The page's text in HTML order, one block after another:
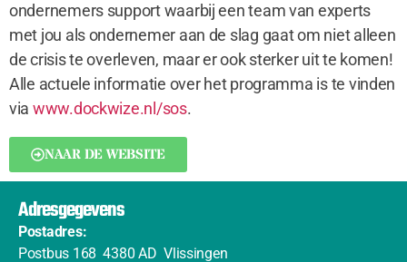
ondernemers support waarbij een team van experts
met jou als ondernemer aan de slag gaat om niet alleen
de crisis te overleven, maar er ook sterker uit te komen!
Alle actuele informatie over het programma is te vinden
via www.dockwize.nl/sos.
NAAR DE WEBSITE
Adresgegevens
Postadres:
Postbus 168 4380 AD Vlissingen